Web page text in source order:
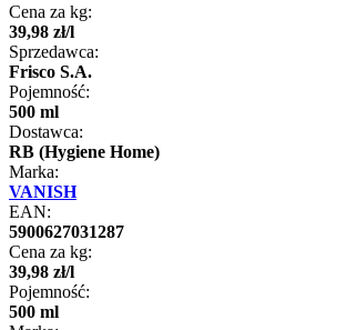
Cena za kg:
39,98 zł/l
Sprzedawca:
Frisco S.A.
Pojemność:
500 ml
Dostawca:
RB (Hygiene Home)
Marka:
VANISH
EAN:
5900627031287
Cena za kg:
39,98 zł/l
Pojemność:
500 ml